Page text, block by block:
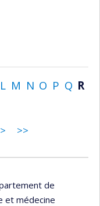
L M N O P Q R
> >>
de
et médecine